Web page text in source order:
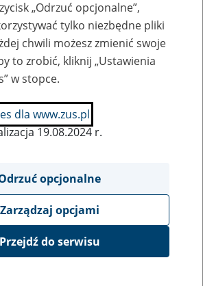
pozycje bazy
AGA-DOM Sp. z o.o., - Jawor
„Odrzuć opcjonalne”,
tylko niezbędne pliki
chwili możesz zmienić swoje
to zrobić, kliknij „Ustawienia
w stopce.
dla www.zus.pl
19.08.2024 r.
opcjonalne
Zarządzaj opcjami
Przejdź do serwisu